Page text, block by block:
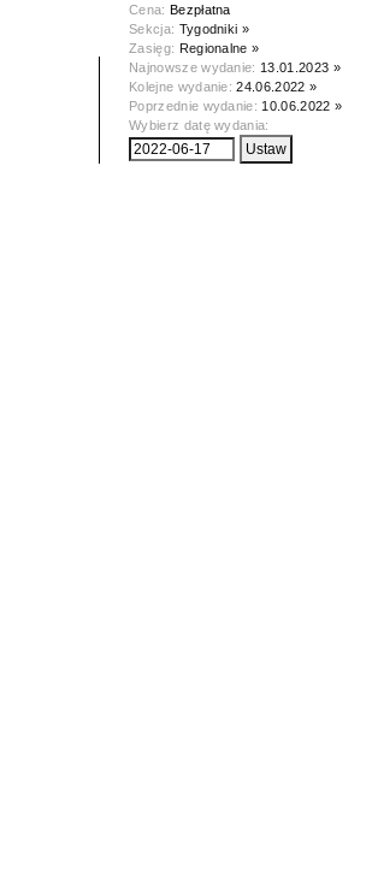
Cena: Bezpłatna
Sekcja: Tygodniki »
Zasięg: Regionalne »
Najnowsze wydanie: 13.01.2023 »
Kolejne wydanie:24.06.2022 »
Poprzednie wydanie: 10.06.2022 »
Wybierz datę wydania: